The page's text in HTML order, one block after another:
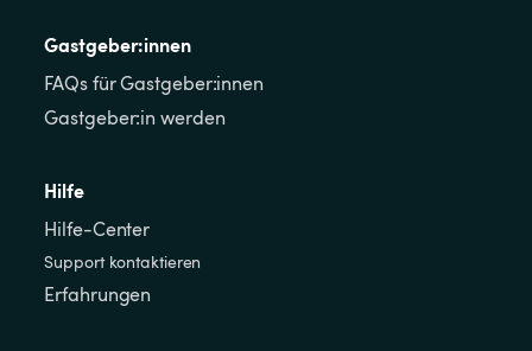
Gastgeber:innen
FAQs für Gastgeber:innen
Gastgeber:in werden
Hilfe
Hilfe-Center
Support kontaktieren
Erfahrungen